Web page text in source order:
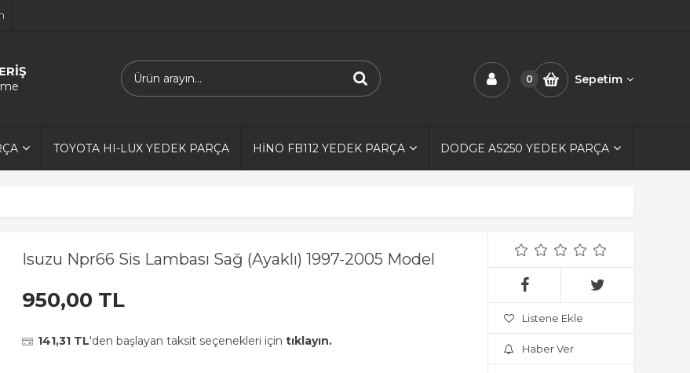
0 Sepetim
TOYOTA HI-LUX YEDEK PARÇA HİNO FB112 YEDEK PARÇA DODGE AS250 YEDEK PARÇA
Isuzu Npr66 Sis Lambası Sağ (Ayaklı) 1997-2005 Model
950,00 TL
141,31 TL'den başlayan taksit seçenekleri için tıklayın.
Listene Ekle
Haber Ver